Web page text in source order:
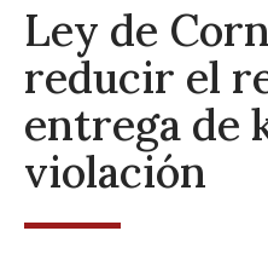
Ley de
reducir el
entrega de
violación